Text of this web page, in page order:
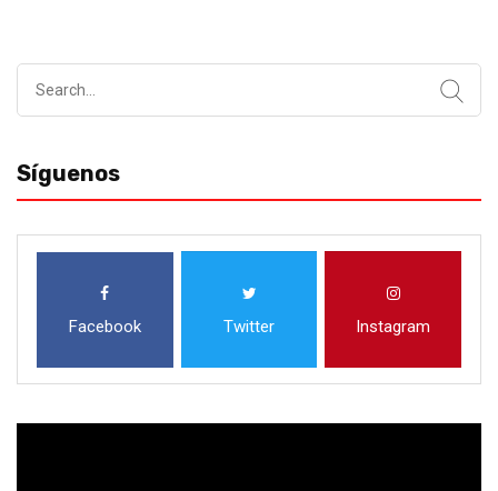
Síguenos
Facebook Twitter Instagram